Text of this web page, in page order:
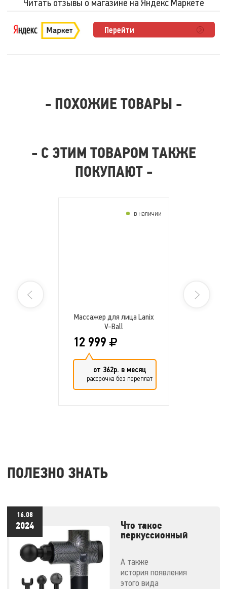
Читать отзывы о магазине на Яндекс Маркете
Перейти
- ПОХОЖИЕ ТОВАРЫ -
- С ЭТИМ ТОВАРОМ ТАКЖЕ
ПОКУПАЮТ -
Массажер для лица Lanix
V-Ball
12 999
от 362р. в месяц
рассрочка без переплат
в наличии
ПОЛЕЗНО ЗНАТЬ
16.08
2024
Что такое
перкуссионный
пользоваться
А также
история появления
этого вида